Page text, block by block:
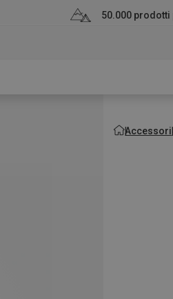
50.000 prodotti
Accessori